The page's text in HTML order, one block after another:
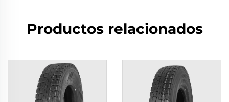
Productos relacionados